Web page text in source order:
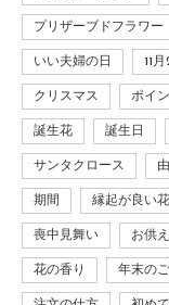
プリザーブドフラワー
いい夫婦の日 11
クリスマス ポイ
誕生花 誕生日
サンタクロース
期間 縁起が良い花
喪中見舞い お供え
花の香り 年末の